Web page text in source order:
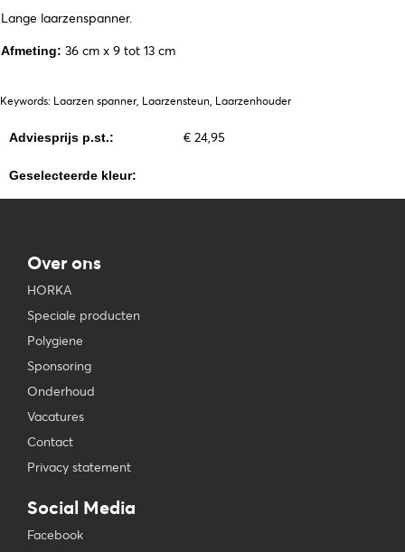
Lange laarzenspanner.
Afmeting: 36 cm x 9 tot 13 cm
Keywords: Laarzen spanner, Laarzensteun, Laarzenhouder
Adviesprijs p.st.: € 24,95
Geselecteerde kleur:
Over ons
HORKA
Speciale producten
Polygiene
Sponsoring
Onderhoud
Vacatures
Contact
Privacy statement
Social Media
Facebook